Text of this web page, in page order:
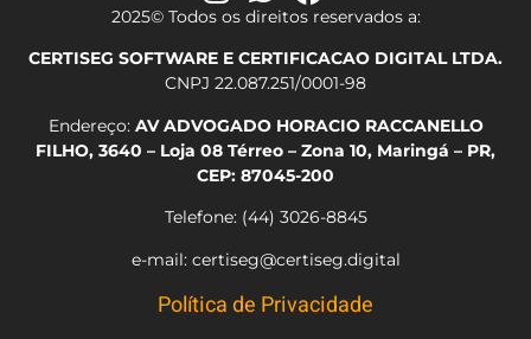
2025© Todos os direitos reservados a:
CERTISEG SOFTWARE E CERTIFICACAO DIGITAL LTDA.
CNPJ 22.087.251/0001-98
Endereço: AV ADVOGADO HORACIO RACCANELLO
FILHO, 3640 – Loja 08 Térreo – Zona 10, Maringá – PR,
CEP: 87045-200
Telefone: (44) 3026-8845
e-mail: certiseg@certiseg.digital
Política de Privacidade